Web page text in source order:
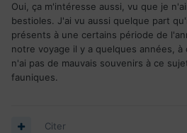
Oui, ça m'intéresse aussi, vu que je
bestioles. J'ai vu aussi quelque part
présents à une certains période de
notre voyage il y a quelques années,
n'ai pas de mauvais souvenirs à ce
fauniques.
Citer